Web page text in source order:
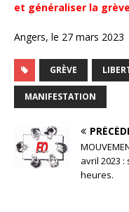
et généraliser la
Angers, le 27 mars 2023
GRÈVE
MANIFESTATION
avril 2023
heures.